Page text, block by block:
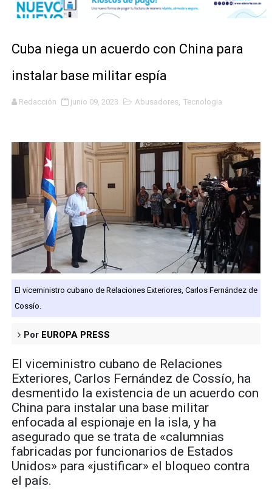
Incendio en Grecia quema 12,600 hectáreas y obliga a
Pacheman apuesta por la evolución del merengue
Un derrumbe en el centro de Cuba deja dos personas
Cuba niega un acuerdo con China para
instalar base militar espía
Redacción junio 09, 2023 Abusadores, Tecnologia
El viceministro cubano de Relaciones Exteriores, Carlos Fernández de
Cossío.
Por EUROPA PRESS
El viceministro cubano de Relaciones
Exteriores, Carlos Fernández de Cossío, ha
desmentido la existencia de un acuerdo con
China para instalar una base militar
enfocada al espionaje en la isla, y ha
asegurado que se trata de «calumnias
fabricadas por funcionarios de Estados
Unidos» para «justificar» el bloqueo contra
el país.